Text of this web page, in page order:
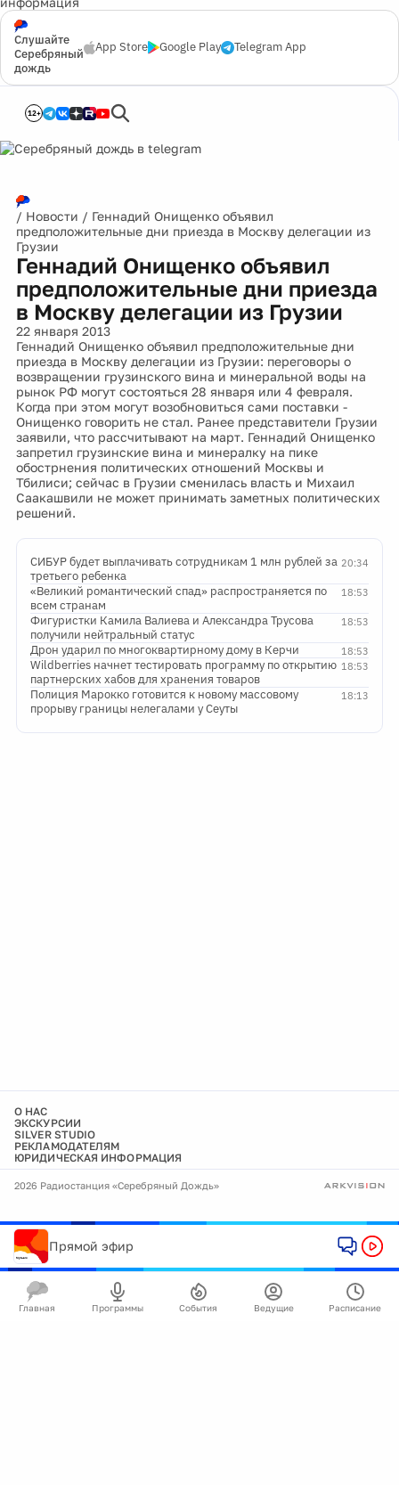
Слушайте
Серебряный
дождь
App Store Google Play Telegram App
12+
/ Новости / Геннадий Онищенко объявил
предположительные дни приезда в Москву делегации из
Грузии
Геннадий Онищенко объявил
предположительные дни приезда
в Москву делегации из Грузии
22 января 2013
Геннадий Онищенко объявил предположительные дни
приезда в Москву делегации из Грузии: переговоры о
возвращении грузинского вина и минеральной воды на
рынок РФ могут состояться 28 января или 4 февраля.
Когда при этом могут возобновиться сами поставки -
Онищенко говорить не стал. Ранее представители Грузии
заявили, что рассчитывают на март. Геннадий Онищенко
запретил грузинские вина и минералку на пике
обострнения политических отношений Москвы и
Тбилиси; сейчас в Грузии сменилась власть и Михаил
Саакашвили не может принимать заметных политических
решений.
20:34
СИБУР будет выплачивать сотрудникам 1 млн рублей за
третьего ребенка
18:53
«Великий романтический спад» распространяется по
всем странам
18:53
Фигуристки Камила Валиева и Александра Трусова
получили нейтральный статус
18:53
Дрон ударил по многоквартирному дому в Керчи
18:53
Wildberries начнет тестировать программу по открытию
партнерских хабов для хранения товаров
18:13
Полиция Марокко готовится к новому массовому
прорыву границы нелегалами у Сеуты
О НАС
ЭКСКУРСИИ
SILVER STUDIO
РЕКЛАМОДАТЕЛЯМ
ЮРИДИЧЕСКАЯ ИНФОРМАЦИЯ
2026 Радиостанция «Серебряный Дождь»
Прямой эфир
Главная Программы События Ведущие Расписание